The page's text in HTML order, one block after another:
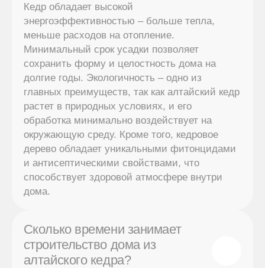
Кедр обладает высокой
энергоэффективностью – больше тепла,
меньше расходов на отопление.
Минимальный срок усадки позволяет
сохранить форму и целостность дома на
долгие годы. Экологичность – одно из
главных преимуществ, так как алтайский кедр
растет в природных условиях, и его
обработка минимально воздействует на
окружающую среду. Кроме того, кедровое
дерево обладает уникальными фитонцидами
и антисептическими свойствами, что
способствует здоровой атмосфере внутри
дома.
Сколько времени занимает
строительство дома из
алтайского кедра?